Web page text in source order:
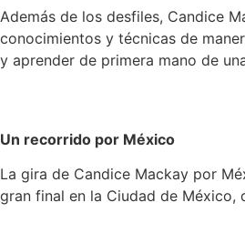
Además de los desfiles, Candice
conocimientos y técnicas de
y aprender de primera mano de
Un recorrido por México
La gira de Candice Mackay por
gran final en la Ciudad de México,